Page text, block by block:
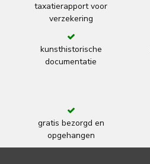
taxatierapport voor
verzekering
kunsthistorische
documentatie
gratis bezorgd en
opgehangen